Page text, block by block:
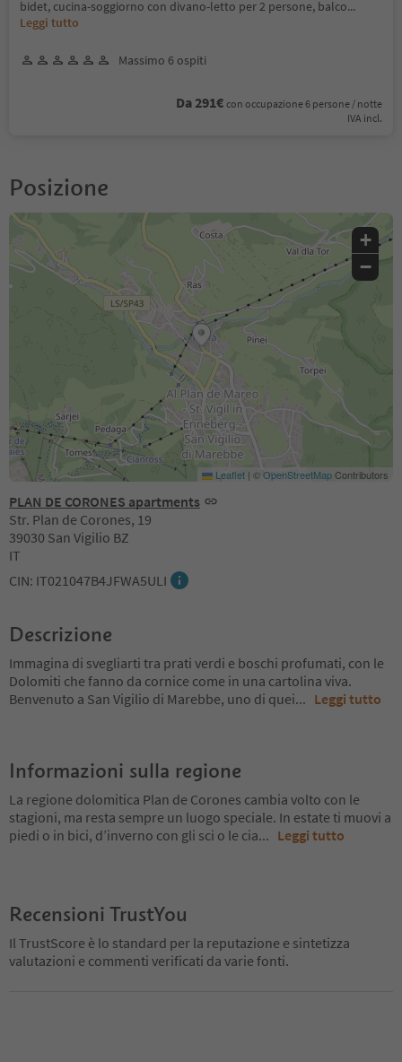
bidet, cucina-soggiorno con divano-letto per 2 persone, balco...
Leggi tutto
Massimo 6 ospiti
Da 291€ con occupazione 6 persone / notte
IVA incl.
Posizione
PLAN DE CORONES apartments
Str. Plan de Corones, 19
39030 San Vigilio BZ
IT
CIN: IT021047B4JFWA5ULI
+
−
Leaflet | ©OpenStreetMapContributors
Descrizione
Immagina di svegliarti tra prati verdi e boschi profumati, con le
Dolomiti che fanno da cornice come in una cartolina viva.
Benvenuto a San Vigilio di Marebbe, uno di quei... Leggi tutto
Informazioni sulla regione
La regione dolomitica Plan de Corones cambia volto con le
stagioni, ma resta sempre un luogo speciale. In estate ti muovi a
piedi o in bici, d’inverno con gli sci o le cia... Leggi tutto
Recensioni TrustYou
Il TrustScore è lo standard per la reputazione e sintetizza
valutazioni e commenti verificati da varie fonti.